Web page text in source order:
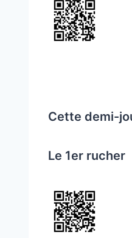
Cette demi-
Le 1er rucher